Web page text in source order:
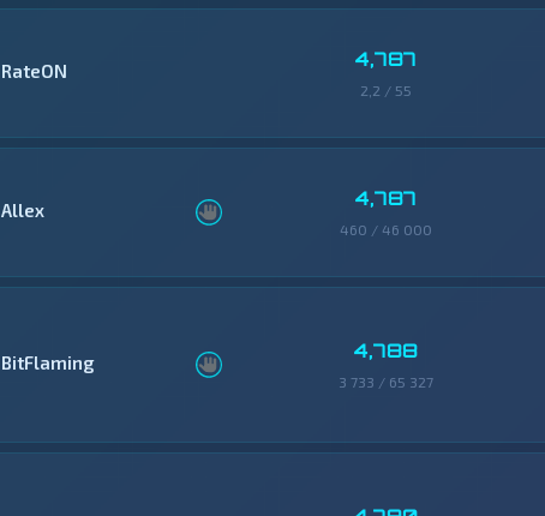
RateON 4,787
2,2 / 55
Allex 4,787
460 / 46 000
BitFlaming 4,788
3 733 / 65 327